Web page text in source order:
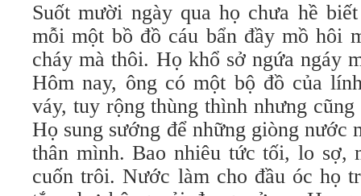
Suốt mười ngày qua họ chưa hề
mỗi một bồ đồ cáu bẩn đầy mồ hôi
cháy mà thôi. Họ khổ sở ngứa ngáy
Hôm nay, ông có một bộ đồ của
váy, tuy rộng thùng thình nhưng
Họ sung sướng để những giòng nước
thân mình. Bao nhiêu tức tối, lo sợ,
cuốn trôi. Nước làm cho đầu óc họ